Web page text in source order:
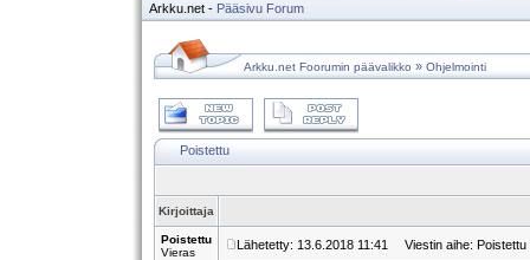
Arkku.net - Pääsivu Forum
Arkku.net Foorumin päävalikko » Ohjelmointi
Poistettu
Kirjoittaja
Poistettu
Vieras
Lähetetty: 13.6.2018 11:41 Viestin aihe: Poistettu